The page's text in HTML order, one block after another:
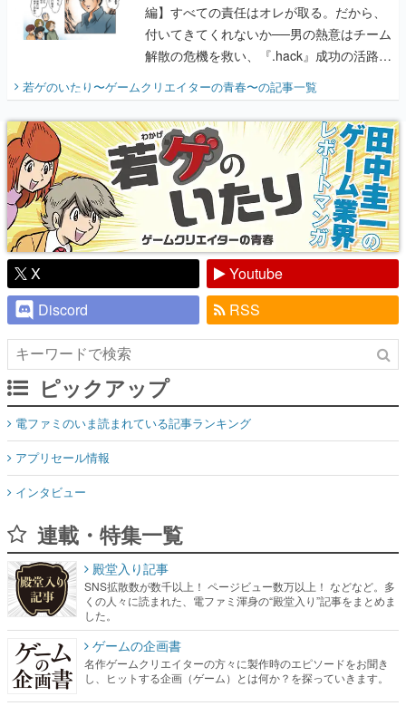
編】すべての責任はオレが取る。だから、
付いてきてくれないか──男の熱意はチーム
解散の危機を救い、『.hack』成功の活路を
『少年ジャンプ』色だった【若ゲのいた
り】
若ゲのいたり〜ゲームクリエイターの青春〜の記事一覧
X
Youtube
Discord
RSS
ピックアップ
電ファミのいま読まれている記事ランキング
アプリセール情報
インタビュー
連載・特集一覧
殿堂入り記事
SNS拡散数が数千以上！ ページビュー数万以上！ などなど。多
くの人々に読まれた、電ファミ渾身の“殿堂入り”記事をまとめま
した。
ゲームの企画書
名作ゲームクリエイターの方々に製作時のエピソードをお聞き
し、ヒットする企画（ゲーム）とは何か？を探っていきます。